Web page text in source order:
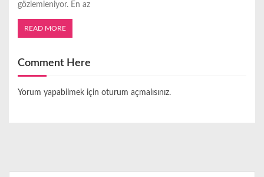
gözlemleniyor. En az
READ MORE
Comment Here
Yorum yapabilmek için oturum açmalısınız.